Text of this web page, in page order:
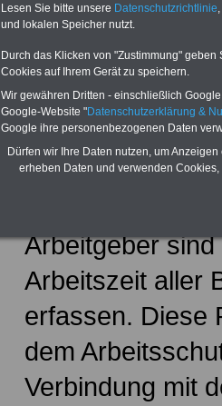
Aktuelles
(BAG):
Arbeitgeber
Arbeitszeit aller
erfassen. Diese
dem
Verbindung mit
Lesen Sie bitte unsere Datenschutzrichtlinie
und lokalen Speicher nutzt.
Durch das Klicken von "Zustimmung"
Cookies auf Ihrem Gerät zu speichern.
Wir gewähren Dritten - einschließlich
Google-Website "Datenschutzerklärung &
Google ihre personenbezogenen Daten
Dürfen wir Ihre Daten nutzen, um
erheben Daten und verwenden